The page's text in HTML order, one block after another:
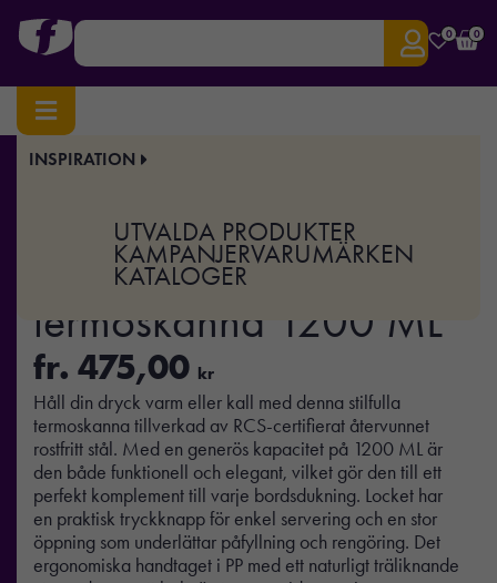
0 0
INSPIRATION
UTVALDA PRODUKTER
KAMPANJERVARUMÄRKEN
KATALOGER
Hem/Drinkware/ Termosar
VINGA Arbe RCS
termoskanna 1200 ML
fr. 475,00 kr
Håll din dryck varm eller kall med denna stilfulla
termoskanna tillverkad av RCS-certifierat återvunnet
rostfritt stål. Med en generös kapacitet på 1200 ML är
den både funktionell och elegant, vilket gör den till ett
perfekt komplement till varje bordsdukning. Locket har
en praktisk tryckknapp för enkel servering och en stor
öppning som underlättar påfyllning och rengöring. Det
ergonomiska handtaget i PP med ett naturligt träliknande